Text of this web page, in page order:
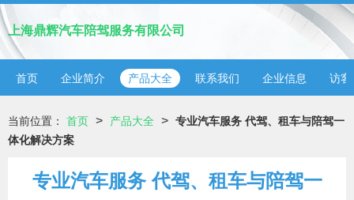
上海鼎辉汽车陪驾服务有限公司
首页 企业简介 产品大全 联系我们 企业信息 访客
当前位置： 首页 > 产品大全 > 专业汽车服务 代驾、租车与陪驾一
体化解决方案
专业汽车服务 代驾、租车与陪驾一